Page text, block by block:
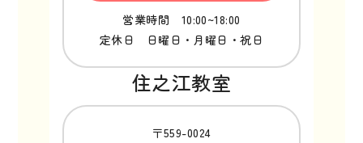
営業時間 10:00~18:00
定休日 日曜日・月曜日・祝日
住之江教室
〒559-0024